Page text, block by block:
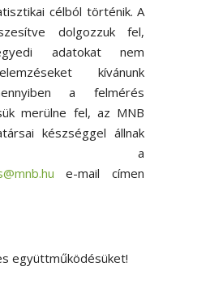
célból történik. A
dolgozzuk fel,
adatokat nem
kívánunk
a felmérés
merülne fel, az MNB
készséggel állnak
a
e-mail címen
együttműködésüket!